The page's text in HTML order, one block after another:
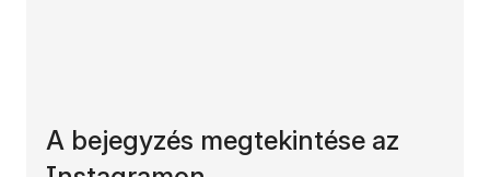
A bejegyzés megtekintése az